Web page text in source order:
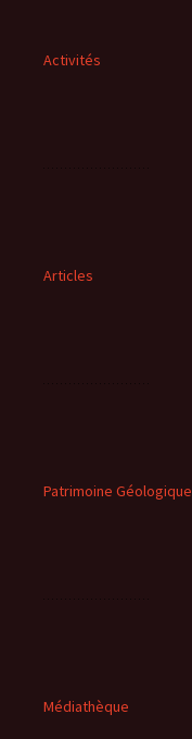
Activités
Articles
Patrimoine Géologique
Médiathèque